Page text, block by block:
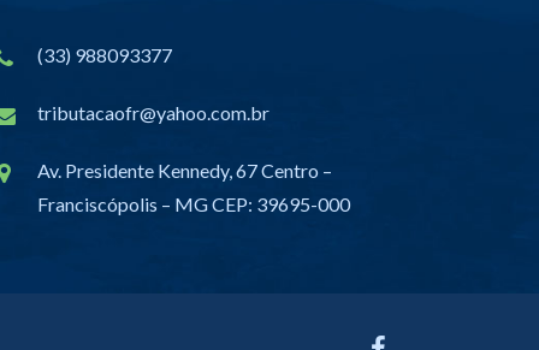
(33) 988093377
tributacaofr@yahoo.com.br
Av. Presidente Kennedy, 67 Centro –
Franciscópolis – MG CEP: 39695-000